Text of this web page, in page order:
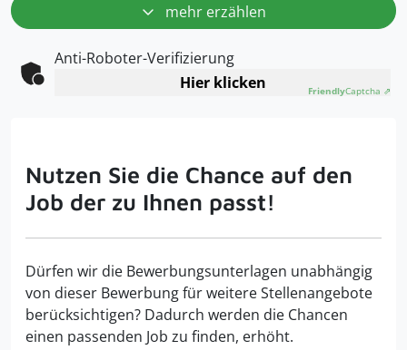
mehr erzählen
Anti-Roboter-Verifizierung
Hier klicken
FriendlyCaptcha ⇗
Nutzen Sie die Chance auf den
Job der zu Ihnen passt!
Dürfen wir die Bewerbungsunterlagen unabhängig
von dieser Bewerbung für weitere Stellenangebote
berücksichtigen? Dadurch werden die Chancen
einen passenden Job zu finden, erhöht.